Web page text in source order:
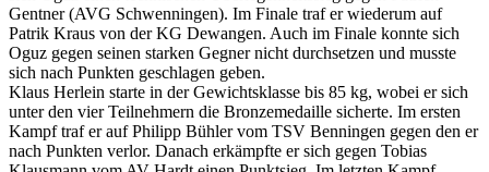
Gentner (AVG Schwenningen). Im Finale traf er wiederum auf
Patrik Kraus von der KG Dewangen. Auch im Finale konnte sich
Oguz gegen seinen starken Gegner nicht durchsetzen und musste
sich nach Punkten geschlagen geben.
Klaus Herlein starte in der Gewichtsklasse bis 85 kg, wobei er sich
unter den vier Teilnehmern die Bronzemedaille sicherte. Im ersten
Kampf traf er auf Philipp Bühler vom TSV Benningen gegen den er
nach Punkten verlor. Danach erkämpfte er sich gegen Tobias